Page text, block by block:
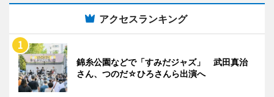
アクセスランキング
錦糸公園などで「すみだジャズ」 武田真治
さん、つのだ☆ひろさんら出演へ